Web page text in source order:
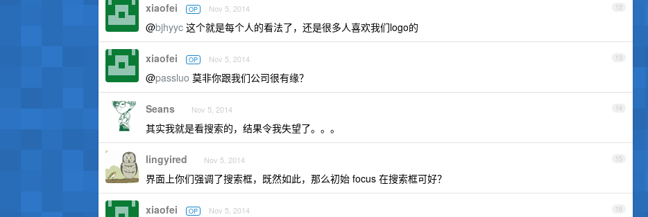
12
xiaofei OP Nov 5, 2014
@bjhyyc 这个就是每个人的看法了，还是很多人喜欢我们logo的
13
xiaofei OP Nov 5, 2014
@passluo 莫非你跟我们公司很有缘？
14
Seans Nov 5, 2014
其实我就是看搜索的，结果令我失望了。。。
15
lingyired Nov 5, 2014
界面上你们强调了搜索框，既然如此，那么初始 focus 在搜索框可好？
16
xiaofei OP Nov 5, 2014